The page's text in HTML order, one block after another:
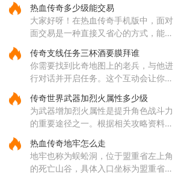
意义，不仅增添了全新的探索区域，更
引入了独特的怪物种类与装备产
热血传奇多少级能交易
大家好呀！在热血传奇手机版中，面对
面交易是一种直接又省心的方式，能让
交易行那样被扣手续费。要顺利进行这
种交易，你们需要确保交易的
传奇支线任务三杯酒要膜拜谁
你需要找到比奇地图上的老兵，与他进
行对话并开启任务。这个互动会让你了
一步行动。与引路使者对话后，就会明
确得知需要完成膜拜动作的对
传奇世界武器加烈火属性多少级
为武器增加烈火属性是提升角色战斗力
的重要途径之一。根据相关攻略资料显
关，通常需要玩家先将角色等级提升到
足够高度。技能的威力与等级
热血传奇地牢怎么走
地牢也称为蜈蚣洞，位于盟重省左上角
的死亡山谷，具体入口坐标为盟重省的